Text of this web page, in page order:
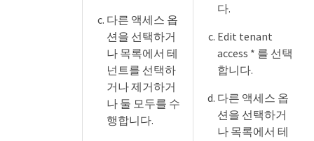
다른 액세스 옵
션을 선택하거
나 목록에서 테
넌트를 선택하
거나 제거하거
나 둘 모두를 수
행합니다.
다.
Edit tenant
access * 를 선택
합니다.
다른 액세스 옵
션을 선택하거
나 목록에서 테